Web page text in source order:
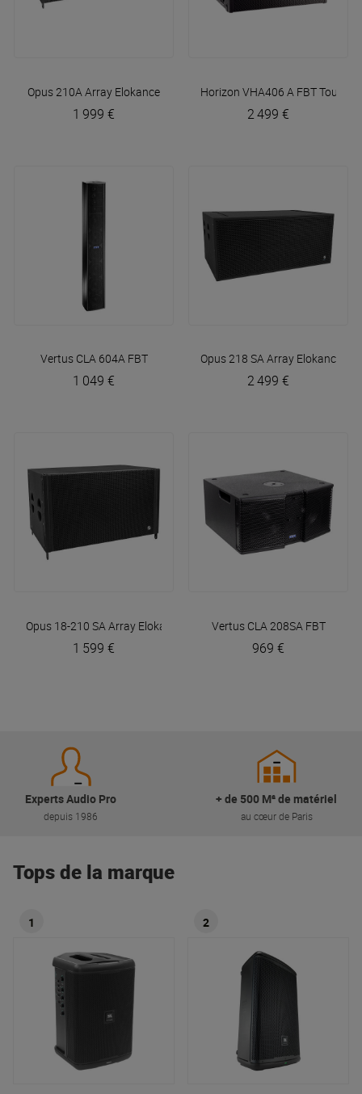
Opus 210A Array Elokance
1 999 €
Horizon VHA406 A FBT Touring
2 499 €
Vertus CLA 604A FBT
1 049 €
Opus 218 SA Array Elokance
2 499 €
Opus 18-210 SA Array Elokance
1 599 €
Vertus CLA 208SA FBT
969 €
Experts Audio Pro
depuis 1986
+ de 500 M² de matériel
au cœur de Paris
Tops de la marque
1 2